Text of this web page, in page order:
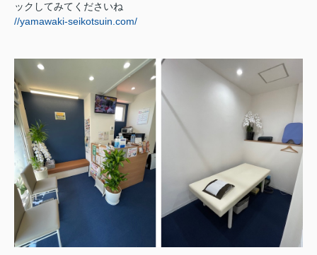
ックしてみてくださいね
//yamawaki-seikotsuin.com/